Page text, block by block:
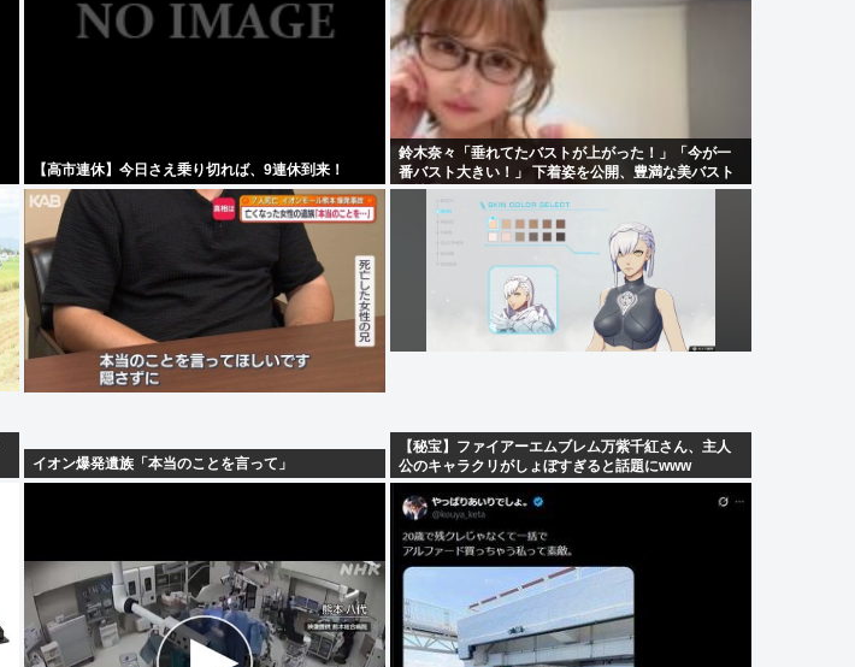
【高市連休】今日さえ乗り切れば、9連休到来！
鈴木奈々「垂れてたバストが上がった！」「今が一
番バスト大きい！」 下着姿を公開、豊満な美バスト
を披露
イオン爆発遺族「本当のことを言って」
【秘宝】ファイアーエムブレム万紫千紅さん、主人
公のキャラクリがしょぼすぎると話題にwww